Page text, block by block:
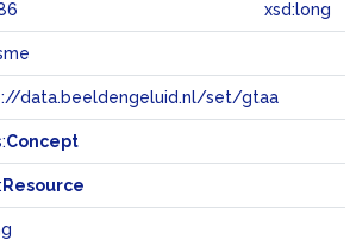
xsd:long
data.beeldengeluid.nl/set/gtaa
Concept
Resource